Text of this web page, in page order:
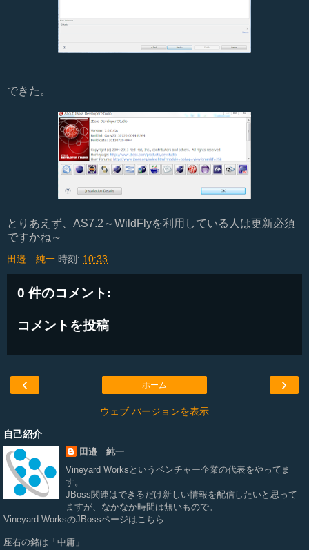
できた。
とりあえず、AS7.2～WildFlyを利用している人は更新必須
ですかね～
田邉 純一 時刻: 10:33
0 件のコメント:
コメントを投稿
‹ ›
ホーム
ウェブ バージョンを表示
自己紹介
田邉 純一
Vineyard Works というベンチャー企業の代表をやってま
す。
JBoss関連はできるだけ新しい情報を配信したいと思って
ますが、なかなか時間は無いもので。
Vineyard WorksのJBossページはこちら
座右の銘は「中庸」